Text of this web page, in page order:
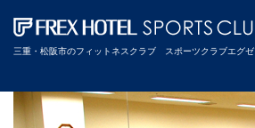
三重・松阪市のフィットネスクラブ スポーツクラブエグゼ